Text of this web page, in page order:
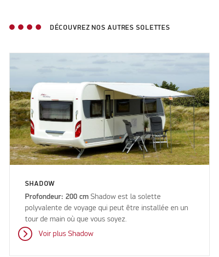
DÉCOUVREZ NOS AUTRES SOLETTES
SHADOW
Profondeur: 200 cm Shadow est la solette
polyvalente de voyage qui peut être installée en un
tour de main où que vous soyez.
Voir plus Shadow